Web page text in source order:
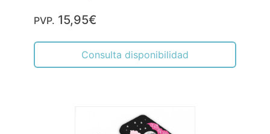
PVP. 15,95€
Consulta disponibilidad